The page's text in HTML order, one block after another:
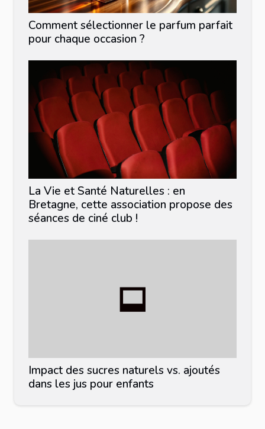
Comment sélectionner le parfum parfait
pour chaque occasion ?
La Vie et Santé Naturelles : en
Bretagne, cette association propose des
séances de ciné club !
Impact des sucres naturels vs. ajoutés
dans les jus pour enfants